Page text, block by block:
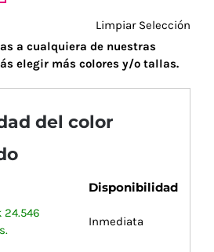
Limpiar Selección
a cualquiera de nuestras
elegir más colores y/o tallas.
del color
Disponibilidad
24.546
Inmediata